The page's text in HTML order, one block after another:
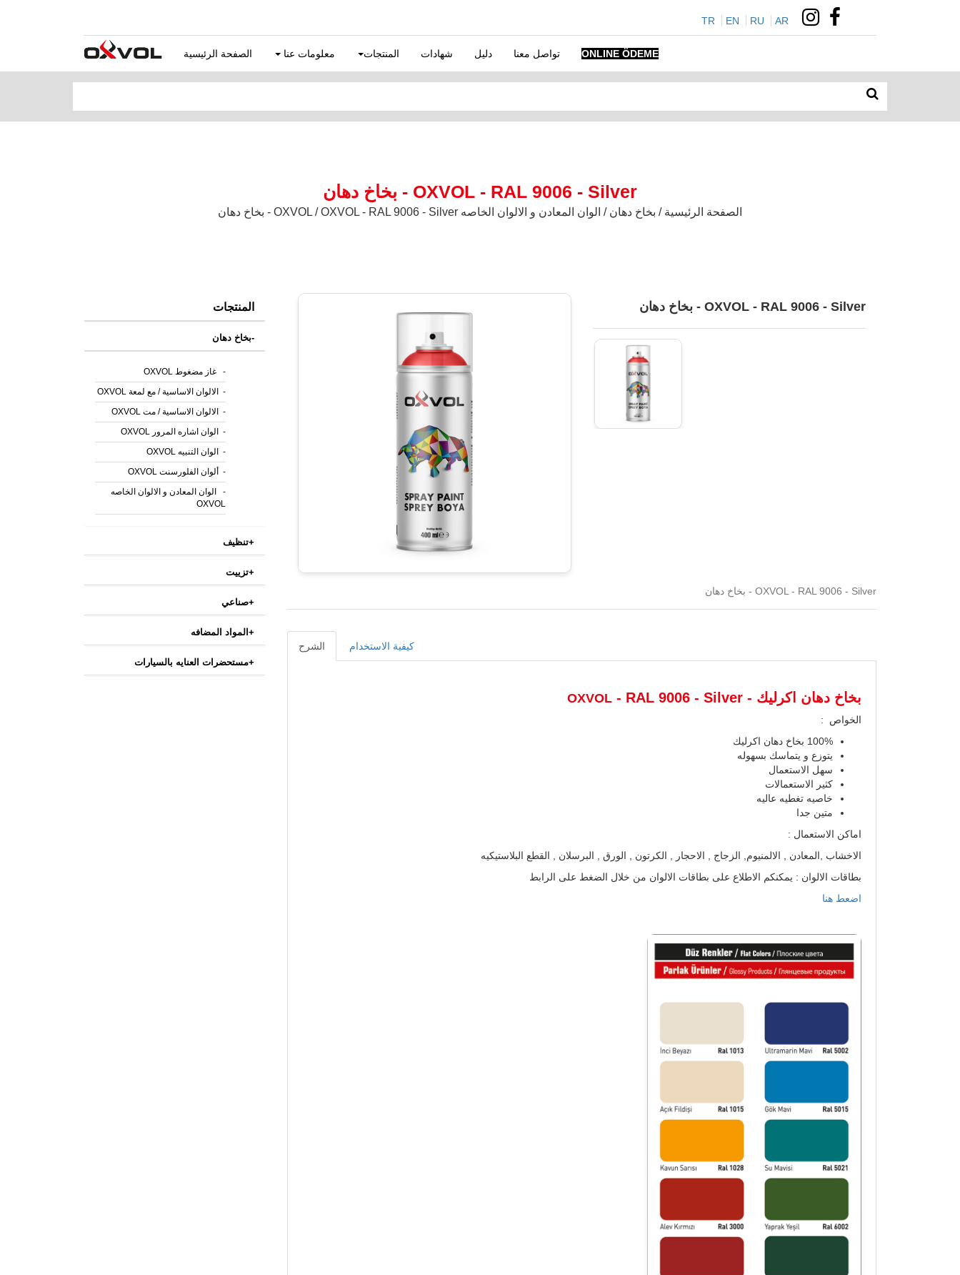
TR EN RU AR
الصفحة الرئيسية معلومات عنا المنتجات شهادات دليل تواصل معنا ONLINE ÖDEME
OXVOL - RAL 9006 - Silver - بخاخ دهان
الصفحة الرئيسية / بخاخ دهان / الوان المعادن و الالوان الخاصه OXVOL / OXVOL - RAL 9006 - Silver - بخاخ دهان
المنتجات
-بخاخ دهان
-
غاز مضغوط OXVOL
-
الالوان الاساسية / مع لمعة OXVOL
-
الالوان الاساسية / مت OXVOL
-
الوان اشاره المرور OXVOL
-
الوان التنبيه OXVOL
-
ألوان الفلورسنت OXVOL
-
الوان المعادن و الالوان الخاصه
OXVOL
+تنظيف
+تزييت
+صناعي
+ المواد المضافه
+مستحضرات العنايه بالسيارات
OXVOL - RAL 9006 - Silver - بخاخ دهان
OXVOL - RAL 9006 - Silver - بخاخ دهان
الشرح كيفية الاستخدام
بخاخ دهان اكرليك - OXVOL - RAL 9006 - Silver
الخواص :
100% بخاخ دهان اكرليك
يتوزع و يتماسك بسهوله
سهل الاستعمال
كثير الاستعمالات
خاصيه تغطيه عاليه
متين جدا
اماكن الاستعمال :
الاخشاب ,المعادن , الالمنيوم, الزجاج , الاحجار , الكرتون , الورق , البرسلان , القطع البلاستيكيه
بطاقات الالوان : يمكنكم الاطلاع على بطاقات الالوان من خلال الضغط على الرابط
اضعط هنا